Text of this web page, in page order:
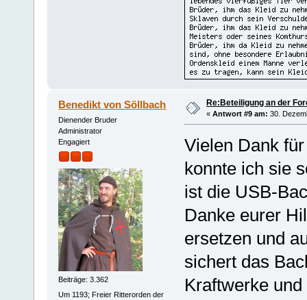
Benedikt von Söllbach
Dienender Bruder
Administrator
Engagiert
Beiträge: 3.362
Um 1193; Freier Ritterorden der
Re:Beteiligung an der
« Antwort #9 am: 30.
Vielen Dank
konnte ich sie
ist die USB-
Danke eurer
ersetzen und
sichert das
Kraftwerke